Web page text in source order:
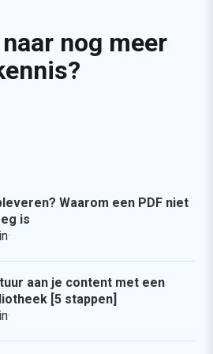
nog meer
Waarom een PDF niet
is
·
aan je content met een
[5 stappen]
·